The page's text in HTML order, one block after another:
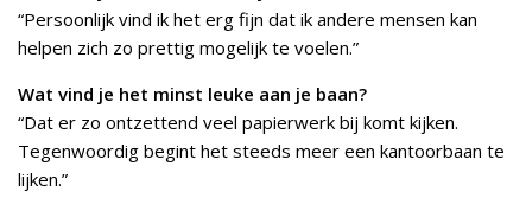
“Persoonlijk vind ik het erg fijn dat ik andere mensen kan
helpen zich zo prettig mogelijk te voelen.”
Wat vind je het minst leuke aan je baan?
“Dat er zo ontzettend veel papierwerk bij komt kijken.
Tegenwoordig begint het steeds meer een kantoorbaan te
lijken.”